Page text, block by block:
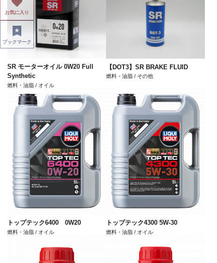
SR モーターオイル 0W20 Full
Synthetic
燃料・油脂 / オイル
【DOT3】SR BRAKE FLUID
燃料・油脂 / その他
トップテック6400 0W20
燃料・油脂 / オイル
トップテック4300 5W-30
燃料・油脂 / オイル
お気に入り
ブックマーク